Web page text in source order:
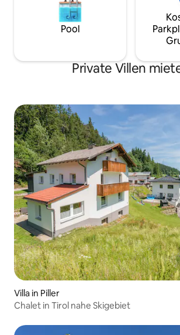
Pool
Private Villen
Villa in Piller
Chalet in Tirol nahe Skigebiet